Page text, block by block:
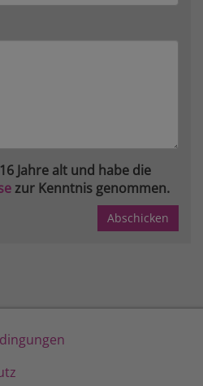
Jahre alt und habe die
zur Kenntnis genommen.